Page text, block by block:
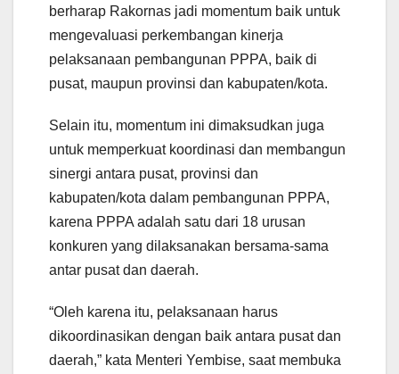
berharap Rakornas jadi momentum baik untuk
mengevaluasi perkembangan kinerja
pelaksanaan pembangunan PPPA, baik di
pusat, maupun provinsi dan kabupaten/kota.
Selain itu, momentum ini dimaksudkan juga
untuk memperkuat koordinasi dan membangun
sinergi antara pusat, provinsi dan
kabupaten/kota dalam pembangunan PPPA,
karena PPPA adalah satu dari 18 urusan
konkuren yang dilaksanakan bersama-sama
antar pusat dan daerah.
“Oleh karena itu, pelaksanaan harus
dikoordinasikan dengan baik antara pusat dan
daerah,” kata Menteri Yembise, saat membuka